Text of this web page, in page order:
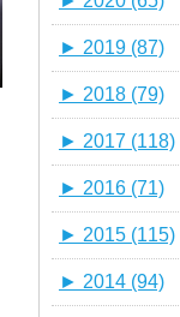
► 2019 (87)
► 2018 (79)
► 2017 (118)
► 2016 (71)
► 2015 (115)
► 2014 (94)